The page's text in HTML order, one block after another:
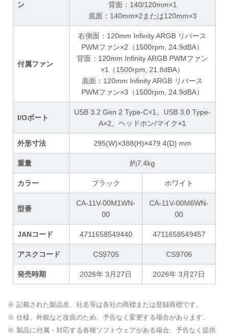
ン
背面：140/120mm×1
底面：140mm×2または120mm×3
付属ファン
右側面：120mm Infinity ARGB リバース
PWMファン×2（1500rpm, 24.9dBA）
背面：120mm Infinity ARGB PWMファン
×1（1500rpm, 21.8dBA）
底面：120mm Infinity ARGB リバース
PWMファン×3（1500rpm, 24.9dBA）
I/Oポート
USB 3.2 Gen 2 Type-C×1、USB 3.0 Type-
A×2、ヘッドホン/マイク×1
外形寸法 295(W)×388(H)×479.4(D) mm
重量 約7.4kg
カラー ブラック ホワイト
型番
CA-11V-00M1WN-
00
CA-11V-00M6WN-
00
JANコード 4711658549440 4711658549457
アスクコード CS9705 CS9706
発売時期 2026年 3月27日 2026年 3月27日
※ 記載された製品名、社名等は各社の商標または登録商標です。
※ 仕様、外観など改良のため、予告なく変更する場合があります。
※ 製品に付属・対応する各種ソフトウェアがある場合、予告なく提供